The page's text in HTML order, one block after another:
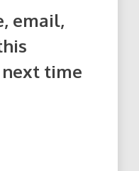
email,
time